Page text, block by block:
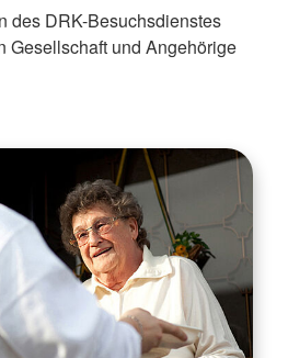
des DRK-Besuchsdienstes
Gesellschaft und Angehörige